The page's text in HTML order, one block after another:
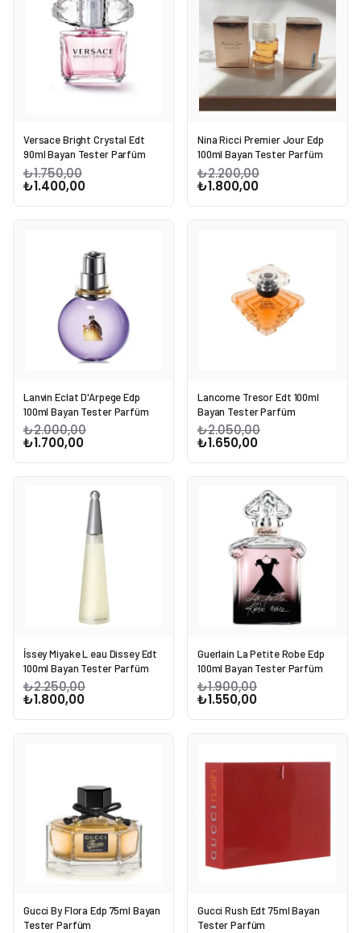
Versace Bright Crystal Edt
90ml Bayan Tester Parfüm
₺1.750,00
₺1.400,00
Nina Ricci Premier Jour Edp
100ml Bayan Tester Parfüm
₺2.200,00
₺1.800,00
Lanvin Eclat D'Arpege Edp
100ml Bayan Tester Parfüm
₺2.000,00
₺1.700,00
Lancome Tresor Edt 100ml
Bayan Tester Parfüm
₺2.050,00
₺1.650,00
İssey Miyake L eau Dissey Edt
100ml Bayan Tester Parfüm
₺2.250,00
₺1.800,00
Guerlain La Petite Robe Edp
100ml Bayan Tester Parfüm
₺1.900,00
₺1.550,00
Gucci By Flora Edp 75ml Bayan
Tester Parfüm
Gucci Rush Edt 75ml Bayan
Tester Parfüm